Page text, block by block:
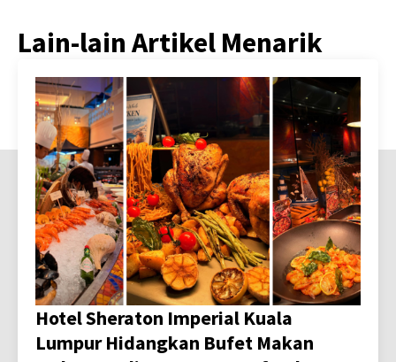
Lain-lain Artikel Menarik
Hotel Sheraton Imperial Kuala
Lumpur Hidangkan Bufet Makan